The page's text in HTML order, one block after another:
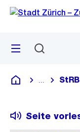
Navigation
Sprunglink
Menü
Deutsch
Blende
Seite